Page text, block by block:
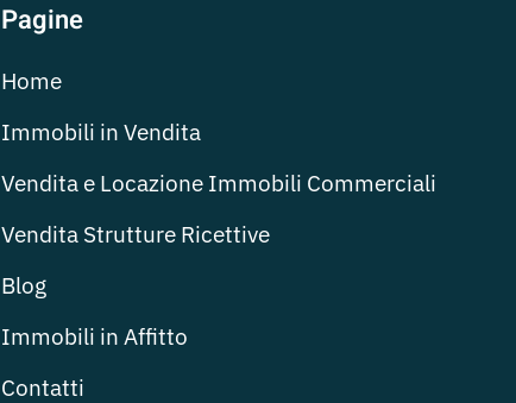
Pagine
Home
Immobili in Vendita
Vendita e Locazione Immobili Commerciali
Vendita Strutture Ricettive
Blog
Immobili in Affitto
Contatti